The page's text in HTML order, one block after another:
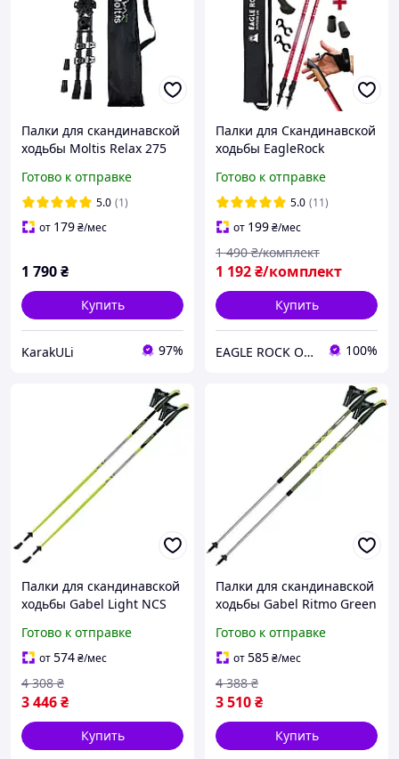
Палки для скандинавской
ходьбы Moltis Relax 275
видами насадок и чехлом
Flip-Lock
Готово к отправке
5.0 (1)
от 179₴/мес
1 790₴
Купить
KarakULi 97%
Палки для Скандинавской
ходьбы EagleRock
красный) скандинавские
палки телескопические
Готово к отправке
5.0 (11)
от 199₴/мес
1 192₴/комплект
1 490 ₴/комплект
Купить
EAGLE ROCK Официальный магазин бренду 100%
Палки для скандинавской
ходьбы Gabel Light NCS
buzyna
Готово к отправке
от574₴/мес
3 446₴
4 308 ₴
Купить
Палки для скандинавской
ходьбы Gabel Ritmo Green
Готово к отправке
от585₴/мес
3 510₴
4 388 ₴
Купить